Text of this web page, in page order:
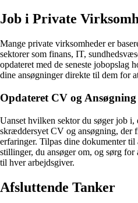
Job i Private
Mange private virksomheder er
sektorer som finans, IT,
opdateret med de seneste jobopslag
dine ansøgninger direkte til dem for
Opdateret CV og Ansøgning
Uanset hvilken sektor du søger job i,
skræddersyet CV og ansøgning,
erfaringer. Tilpas dine dokumenter
stillinger, du ansøger om, og sørg for
til hver arbejdsgiver.
Afsluttende Tanker